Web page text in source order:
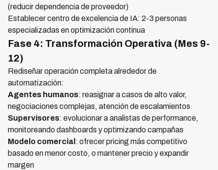
(reducir dependencia de proveedor)
Establecer centro de excelencia de IA: 2-3 personas
especializadas en optimización continua
Fase 4: Transformación Operativa (Mes 9-
12)
Rediseñar operación completa alrededor de
automatización:
Agentes humanos: reasignar a casos de alto valor,
negociaciones complejas, atención de escalamientos
Supervisores: evolucionar a analistas de performance,
monitoreando dashboards y optimizando campañas
Modelo comercial : ofrecer pricing más competitivo
basado en menor costo, o mantener precio y expandir
margen